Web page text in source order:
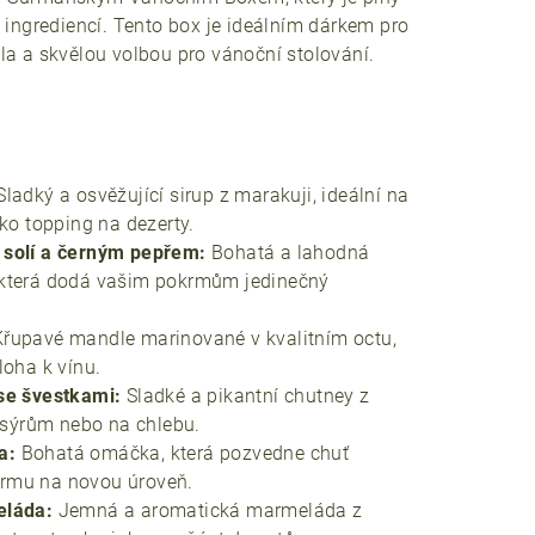
Tento box je ideálním dárkem pro
a skvělou volbou pro vánoční stolování.
a osvěžující sirup z marakuji, ideální na
topping na dezerty.
a černým pepřem: Bohatá a lahodná
dodá vašim pokrmům jedinečný
mandle marinované v kvalitním octu,
k vínu.
švestkami: Sladké a pikantní chutney z
nebo na chlebu.
Bohatá omáčka, která pozvedne chuť
na novou úroveň.
Jemná a aromatická marmeláda z